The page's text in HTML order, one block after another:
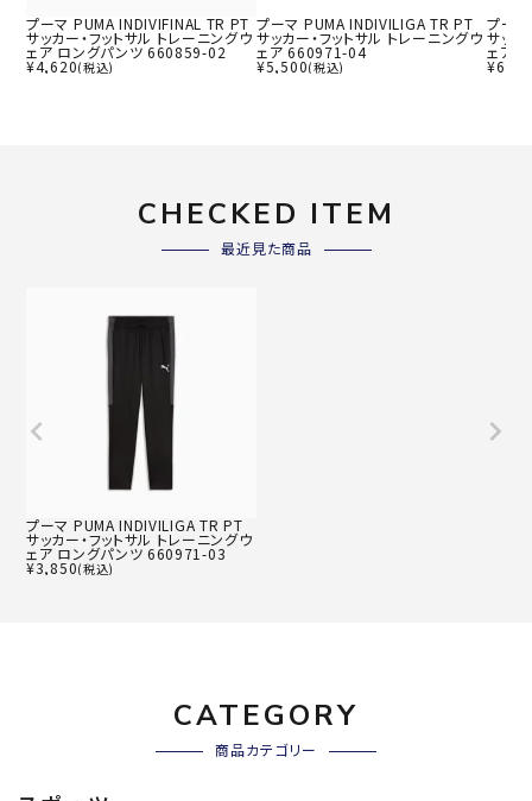
プーマ PUMA INDIVIFINAL TR PT
サッカー・フットサル トレーニングウ
ェア ロングパンツ 660859-02
¥4,620(税込)
プーマ PUMA INDIVILIGA TR PT
サッカー・フットサル トレーニングウ
ェア 660971-04
¥5,500(税込)
プー
サッカ
ェア
¥
CHECKED ITEM
最近見た商品
プーマ PUMA INDIVILIGA TR PT
サッカー・フットサル トレーニングウ
ェア ロングパンツ 660971-03
¥3,850(税込)
CATEGORY
商品カテゴリー